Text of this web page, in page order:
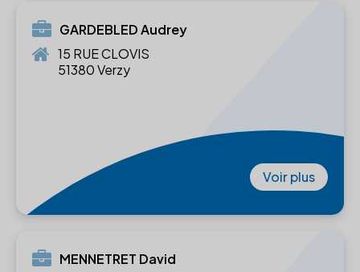
GARDEBLED Audrey
15 RUE CLOVIS
51380 Verzy
Voir plus
MENNETRET David